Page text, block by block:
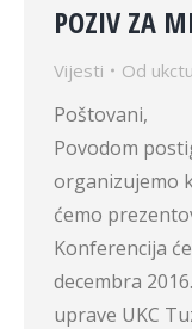
POZIV ZA
Vijesti Od
Povodom
organizujemo
ćemo
Konferencija
decembra
uprave UKC